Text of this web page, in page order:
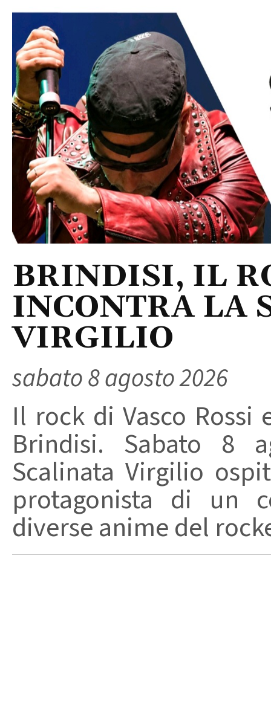
BRINDISI, IL
INCONTRA LA
VIRGILIO
sabato 8 agosto 2026
Il rock di Vasco
Brindisi. Sabato 8
Scalinata Virgilio
protagonista di un
diverse anime del